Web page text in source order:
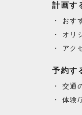
計画す
おす
オリ
アク
予約す
交通
体験/